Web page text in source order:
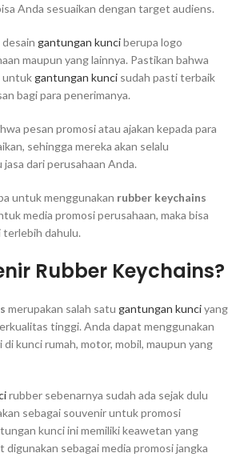
Anda sesuaikan dengan target audiens.
gantungan kunciberupa logo
maupun yang lainnya. Pastikan bahwa
untuk gantungan kunci sudah pasti terbaik
bagi para penerimanya.
pesan promosi atau ajakan kepada para
sehingga mereka akan selalu
dari perusahaan Anda.
untuk menggunakan rubber keychains
media promosi perusahaan, maka bisa
terlebih dahulu.
Rubber Keychains?
merupakan salah satu gantungan kunciyang
tinggi. Anda dapat menggunakan
di kunci rumah, motor, mobil, maupun yang
rubber sebenarnya sudah ada sejak dulu
sebagai souvenir untuk promosi
kunci ini memiliki keawetan yang
digunakan sebagai media promosi jangka